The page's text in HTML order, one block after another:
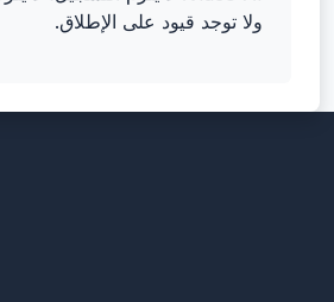
ولا توجد قيود على الإطلاق.